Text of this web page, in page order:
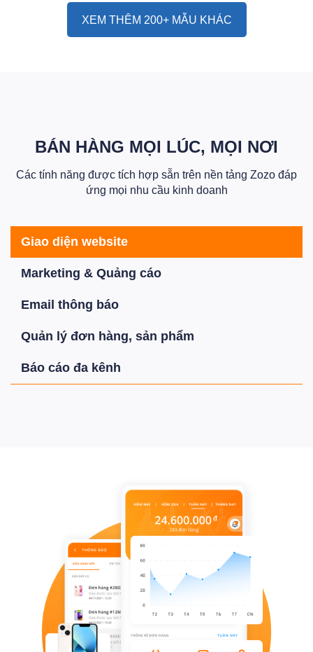
XEM THÊM 200+ MẪU KHÁC
BÁN HÀNG MỌI LÚC, MỌI NƠI
Các tính năng được tích hợp sẵn trên nền tảng Zozo đáp
ứng mọi nhu cầu kinh doanh
Giao diện website
Marketing & Quảng cáo
Email thông báo
Quản lý đơn hàng, sản phẩm
Báo cáo đa kênh